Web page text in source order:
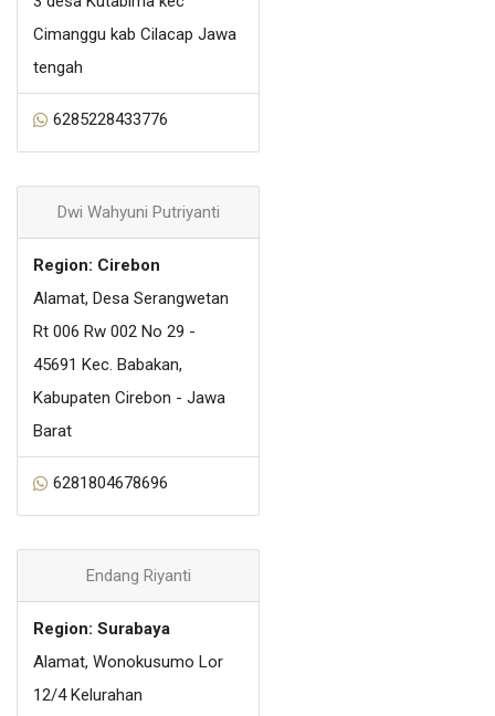
Cimanggu kab Cilacap Jawa
tengah
6285228433776
Dwi Wahyuni Putriyanti
Region: Cirebon
Alamat, Desa Serangwetan
Rt 006 Rw 002 No 29 -
45691 Kec. Babakan,
Kabupaten Cirebon - Jawa
Barat
6281804678696
Endang Riyanti
Region: Surabaya
Alamat, Wonokusumo Lor
12/4 Kelurahan